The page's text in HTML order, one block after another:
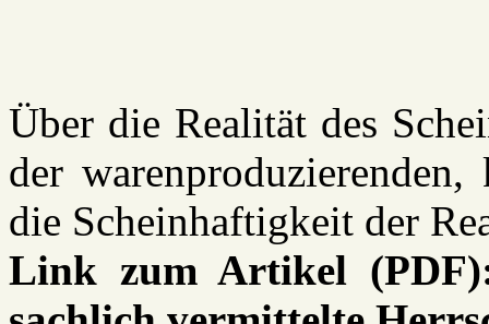
Über die Realität des
der
die Scheinhaftigkeit der
Link zum Artikel